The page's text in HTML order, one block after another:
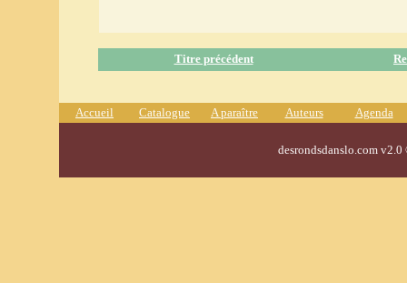
Titre précédent
Accueil Catalogue A paraître Auteurs Agenda
desrondsdanslo.com